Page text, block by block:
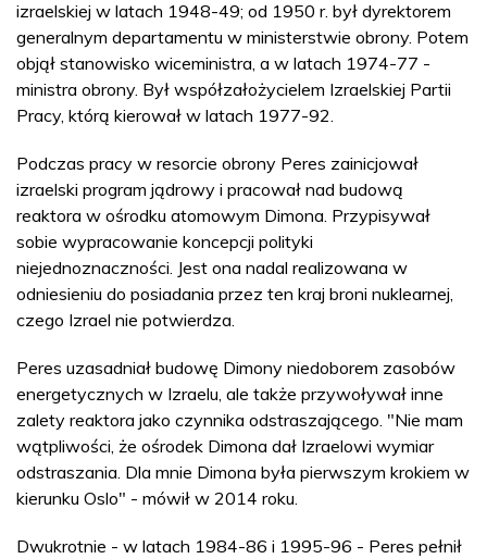
izraelskiej w latach 1948-49; od 1950 r. był dyrektorem
generalnym departamentu w ministerstwie obrony. Potem
objął stanowisko wiceministra, a w latach 1974-77 -
ministra obrony. Był współzałożycielem Izraelskiej Partii
Pracy, którą kierował w latach 1977-92.
Podczas pracy w resorcie obrony Peres zainicjował
izraelski program jądrowy i pracował nad budową
reaktora w ośrodku atomowym Dimona. Przypisywał
sobie wypracowanie koncepcji polityki
niejednoznaczności. Jest ona nadal realizowana w
odniesieniu do posiadania przez ten kraj broni nuklearnej,
czego Izrael nie potwierdza.
Peres uzasadniał budowę Dimony niedoborem zasobów
energetycznych w Izraelu, ale także przywoływał inne
zalety reaktora jako czynnika odstraszającego. "Nie mam
wątpliwości, że ośrodek Dimona dał Izraelowi wymiar
odstraszania. Dla mnie Dimona była pierwszym krokiem w
kierunku Oslo" - mówił w 2014 roku.
Dwukrotnie - w latach 1984-86 i 1995-96 - Peres pełnił